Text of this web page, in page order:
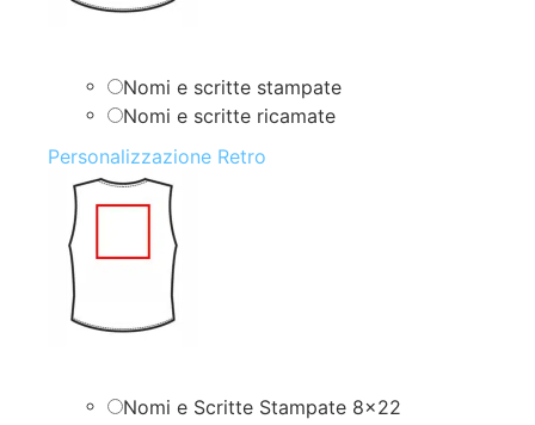
Nomi e scritte stampate
Nomi e scritte ricamate
Personalizzazione Retro
Nomi e Scritte Stampate 8×22